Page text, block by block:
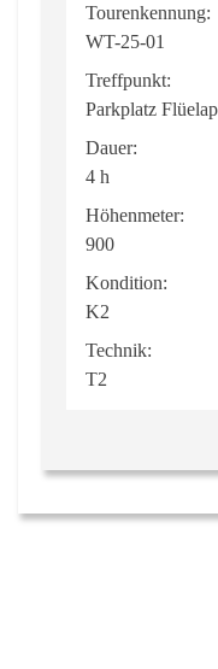
Tourenkennung:
WT-25-01
Treffpunkt:
Parkplatz
Dauer:
4 h
Höhenmeter:
900
Kondition:
K2
Technik:
T2